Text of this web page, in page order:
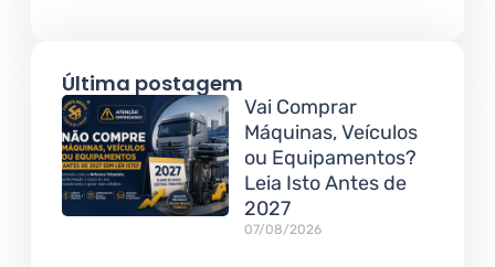
Última postagem
Vai Comprar
Máquinas, Veículos
ou Equipamentos?
Leia Isto Antes de
2027
07/08/2026